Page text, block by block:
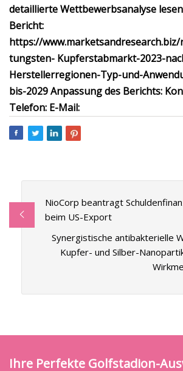
detaillierte Wettbewerbsanalyse
Bericht:
https://
tungsten- Kupferstabmarkt-2023-
Herstellerregionen-Typ-und-
bis-2029 Anpassung des Berichts:
Telefon: E-Mail:
NioCorp beantragt
beim US-Export
Synergistische antibakterielle
Kupfer- und Silber-
Ihre Perfekte Golfstadion-